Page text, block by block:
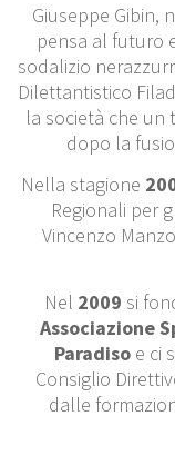
Giuseppe Gibin,
pensa al futuro
sodalizio
Dilettantistico
la società che un
dopo la
Nella stagione
Regionali per
Vincenzo
Nel 2009 si
Associazione
Paradiso e ci
Consiglio
dalle